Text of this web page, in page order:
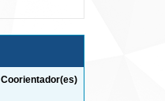
Coorientador(es)